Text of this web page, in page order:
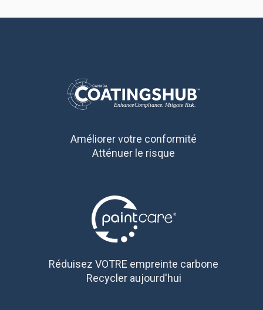
Améliorer votre conformité
Atténuer le risque
Réduisez VOTRE empreinte carbone
Recycler aujourd'hui